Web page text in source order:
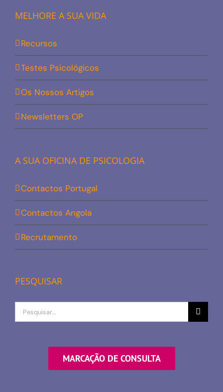
MELHORE A SUA VIDA
Recursos
Testes Psicológicos
Os Nossos Artigos
Newsletters OP
A SUA OFICINA DE PSICOLOGIA
Contactos Portugal
Contactos Angola
Recrutamento
PESQUISAR
Procurar
por
MARCAÇÃO DE CONSULTA